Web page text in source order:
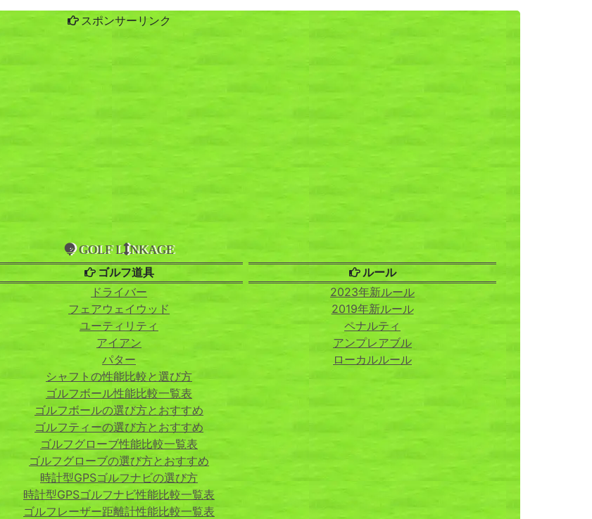
スポンサーリンク
GOLF L NKAGE
ゴルフ道具
ドライバー
フェアウェイウッド
ユーティリティ
アイアン
パター
シャフトの性能比較と選び方
ゴルフボール性能比較一覧表
ゴルフボールの選び方とおすすめ
ゴルフティーの選び方とおすすめ
ゴルフグローブ性能比較一覧表
ゴルフグローブの選び方とおすすめ
時計型GPSゴルフナビの選び方
時計型GPSゴルフナビ性能比較一覧表
ゴルフレーザー距離計性能比較一覧表
ルール
2023年新ルール
2019年新ルール
ペナルティ
アンプレアブル
ローカルルール